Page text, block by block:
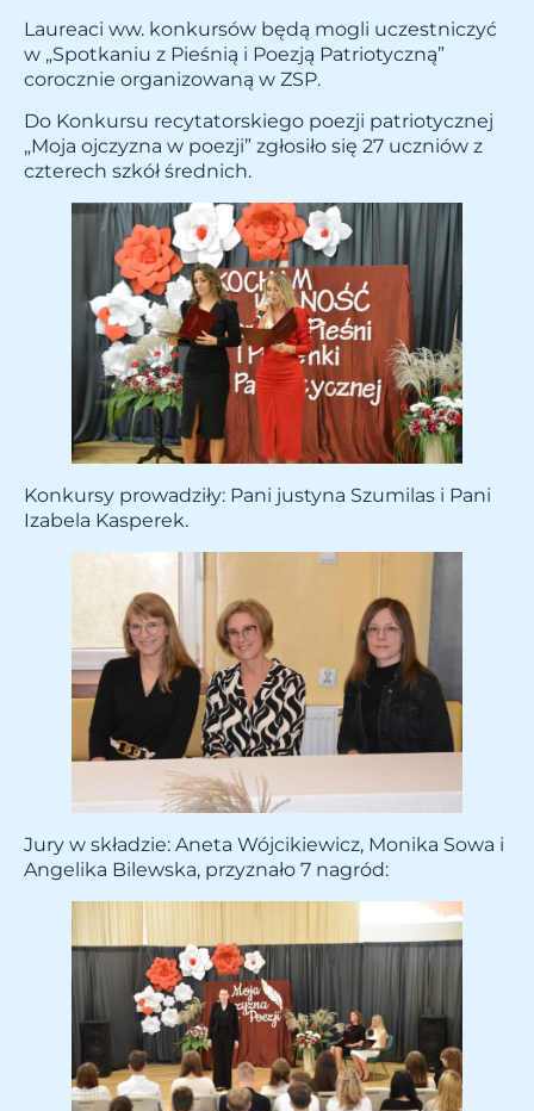
Laureaci ww. konkursów będą mogli uczestniczyć
w „Spotkaniu z Pieśnią i Poezją Patriotyczną”
corocznie organizowaną w ZSP.
Do Konkursu recytatorskiego poezji patriotycznej
„Moja ojczyzna w poezji” zgłosiło się 27 uczniów z
czterech szkół średnich.
Konkursy prowadziły: Pani justyna Szumilas i Pani
Izabela Kasperek.
Jury w składzie: Aneta Wójcikiewicz, Monika Sowa i
Angelika Bilewska, przyznało 7 nagród: